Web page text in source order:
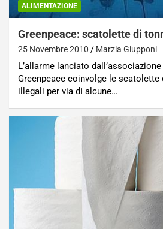
ALIMENTAZIONE
Greenpeace: scatolette di
25 Novembre 2010 Marzia Giupponi
L’allarme lanciato
Greenpeace coinvolge le
illegali per via di alcune…